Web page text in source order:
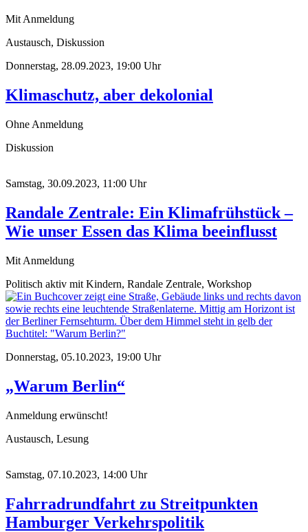
Mit Anmeldung
Austausch, Diskussion
Donnerstag, 28.09.2023, 19:00 Uhr
Klimaschutz, aber dekolonial
Ohne Anmeldung
Diskussion
Samstag, 30.09.2023, 11:00 Uhr
Randale Zentrale: Ein Klimafrühstück –
Wie unser Essen das Klima beeinflusst
Mit Anmeldung
Politisch aktiv mit Kindern, Randale Zentrale, Workshop
Donnerstag, 05.10.2023, 19:00 Uhr
„Warum Berlin“
Anmeldung erwünscht!
Austausch, Lesung
Samstag, 07.10.2023, 14:00 Uhr
Fahrradrundfahrt zu Streitpunkten
Hamburger Verkehrspolitik